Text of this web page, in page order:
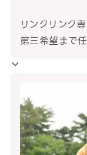
リンクリンク
第三希望まで